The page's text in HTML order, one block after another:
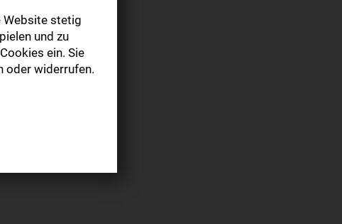
Website stetig
und zu
ein. Sie
oder widerrufen.